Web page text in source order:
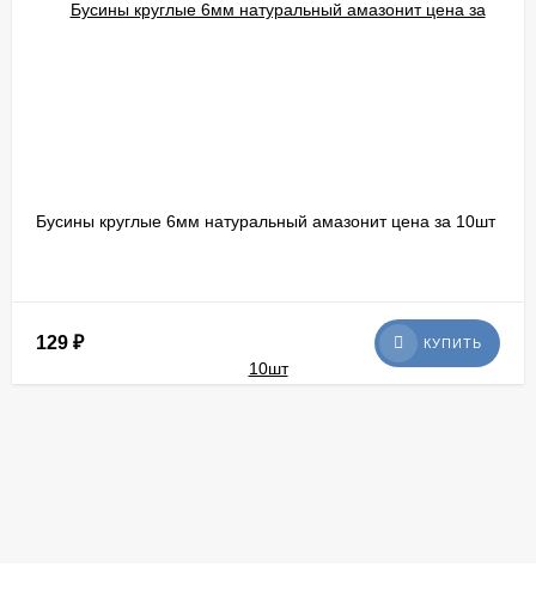
Бусины круглые 6мм натуральный амазонит цена за 10шт
129 ₽ КУПИТЬ